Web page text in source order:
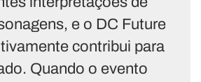
e o DC Future
contribui para
Quando o evento